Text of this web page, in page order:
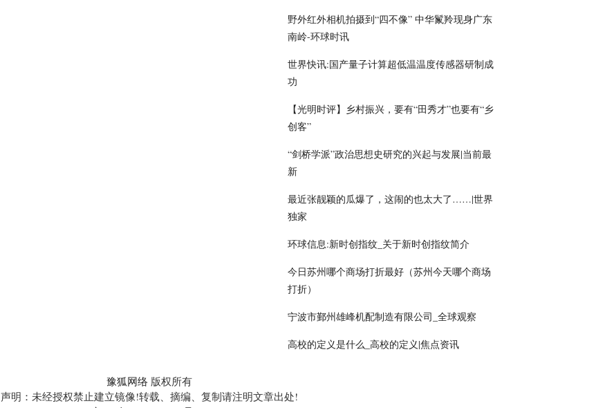
野外红外相机拍摄到“四不像” 中华鬣羚现身广东
南岭-环球时讯
世界快讯:国产量子计算超低温温度传感器研制成
功
【光明时评】乡村振兴，要有“田秀才”也要有“乡
创客”
“剑桥学派”政治思想史研究的兴起与发展|当前最
新
最近张靓颖的瓜爆了，这闹的也太大了……|世界
独家
环球信息:新时创指纹_关于新时创指纹简介
今日苏州哪个商场打折最好（苏州今天哪个商场
打折）
宁波市鄞州雄峰机配制造有限公司_全球观察
高校的定义是什么_高校的定义|焦点资讯
豫狐网络 版权所有
声明：未经授权禁止建立镜像!转载、摘编、复制请注明文章出处!